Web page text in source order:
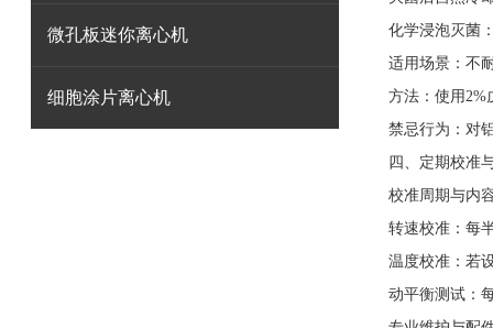
微孔板迷你离心机
细胞涂片离心机
化学浸泡灭菌
适用场景：不
方法：使用2%
禁忌行为：对
四、定期校准
校准周期与内
转速校准：每
温度校准：若
动平衡测试：